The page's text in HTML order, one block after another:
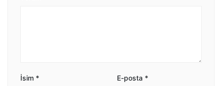
İsim * E-posta *